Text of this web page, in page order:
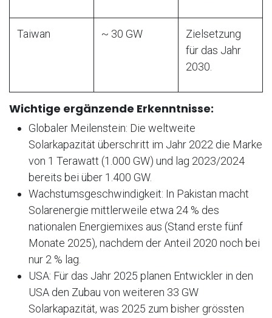
Taiwan ~ 30 GW
Zielsetzung
für das Jahr
2030.
Wichtige ergänzende Erkenntnisse:
Globaler Meilenstein: Die weltweite
Solarkapazität überschritt im Jahr 2022 die Marke
von 1 Terawatt (1.000 GW) und lag 2023/2024
bereits bei über 1.400 GW.
Wachstumsgeschwindigkeit: In Pakistan macht
Solarenergie mittlerweile etwa 24 % des
nationalen Energiemixes aus (Stand erste fünf
Monate 2025), nachdem der Anteil 2020 noch bei
nur 2 % lag.
USA: Für das Jahr 2025 planen Entwickler in den
USA den Zubau von weiteren 33 GW
Solarkapazität, was 2025 zum bisher grössten